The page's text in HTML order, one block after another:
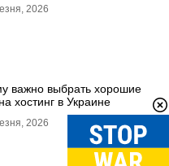
2026
важно выбрать хорошие
хостинг в Украине
2026